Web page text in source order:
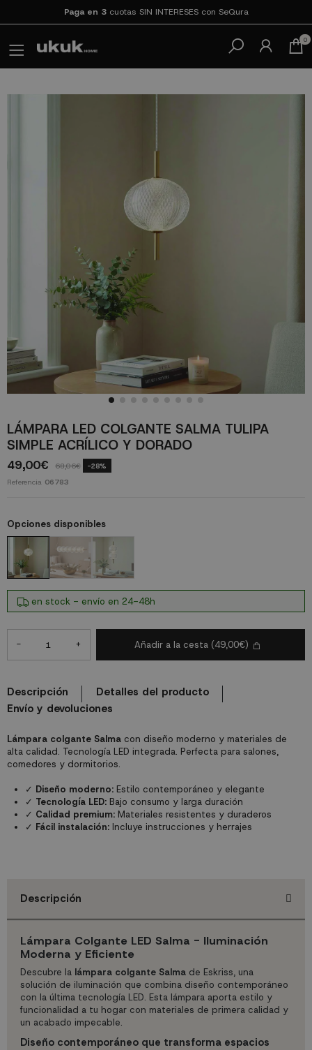
Paga en 3cuotas SIN INTERESES con SeQura
0
LÁMPARA LED COLGANTE SALMA TULIPA
SIMPLE ACRÍLICO Y DORADO
49,00€ 68,06€ -28%
Referencia 06783
Lámpara colgante Salmacon diseño moderno y materiales de
alta calidad. Tecnología LED integrada. Perfecta para salones,
comedores y dormitorios.
✓ Diseño moderno:Estilo contemporáneo y elegante
✓ Tecnología LED:Bajo consumo y larga duración
✓ Calidad premium:Materiales resistentes y duraderos
✓ Fácil instalación:Incluye instrucciones y herrajes
Opciones disponibles
en stock - envío en 24-48h
- + Añadir a la cesta (49,00€)
Descripción
Detalles del producto
Envío y devoluciones
Descripción
Lámpara Colgante LED Salma - Iluminación
Moderna y Eficiente
Descubre la lámpara colgante Salma de Eskriss, una
solución de iluminación que combina diseño contemporáneo
con la última tecnología LED. Esta lámpara aporta estilo y
funcionalidad a tu hogar con materiales de primera calidad y
un acabado impecable.
Diseño contemporáneo que transforma espacios